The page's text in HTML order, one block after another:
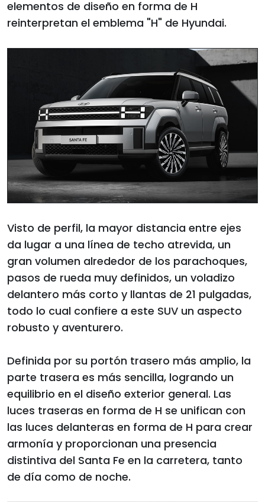
elementos de diseño en forma de H
reinterpretan el emblema "H" de Hyundai.
Visto de perfil, la mayor distancia entre ejes
da lugar a una línea de techo atrevida, un
gran volumen alrededor de los parachoques,
pasos de rueda muy definidos, un voladizo
delantero más corto y llantas de 21 pulgadas,
todo lo cual confiere a este SUV un aspecto
robusto y aventurero.
Definida por su portón trasero más amplio, la
parte trasera es más sencilla, logrando un
equilibrio en el diseño exterior general. Las
luces traseras en forma de H se unifican con
las luces delanteras en forma de H para crear
armonía y proporcionan una presencia
distintiva del Santa Fe en la carretera, tanto
de día como de noche.